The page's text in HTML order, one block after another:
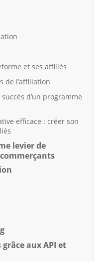
et ses affiliés
de l’affiliation
d’un programme
efficace : créer son
levier de
aux API et